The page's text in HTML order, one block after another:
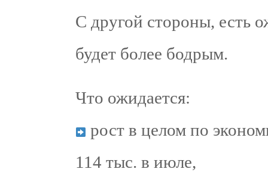
С другой стороны, есть
будет более бодрым.
Что ожидается:
рост в целом по
114 тыс. в июле,